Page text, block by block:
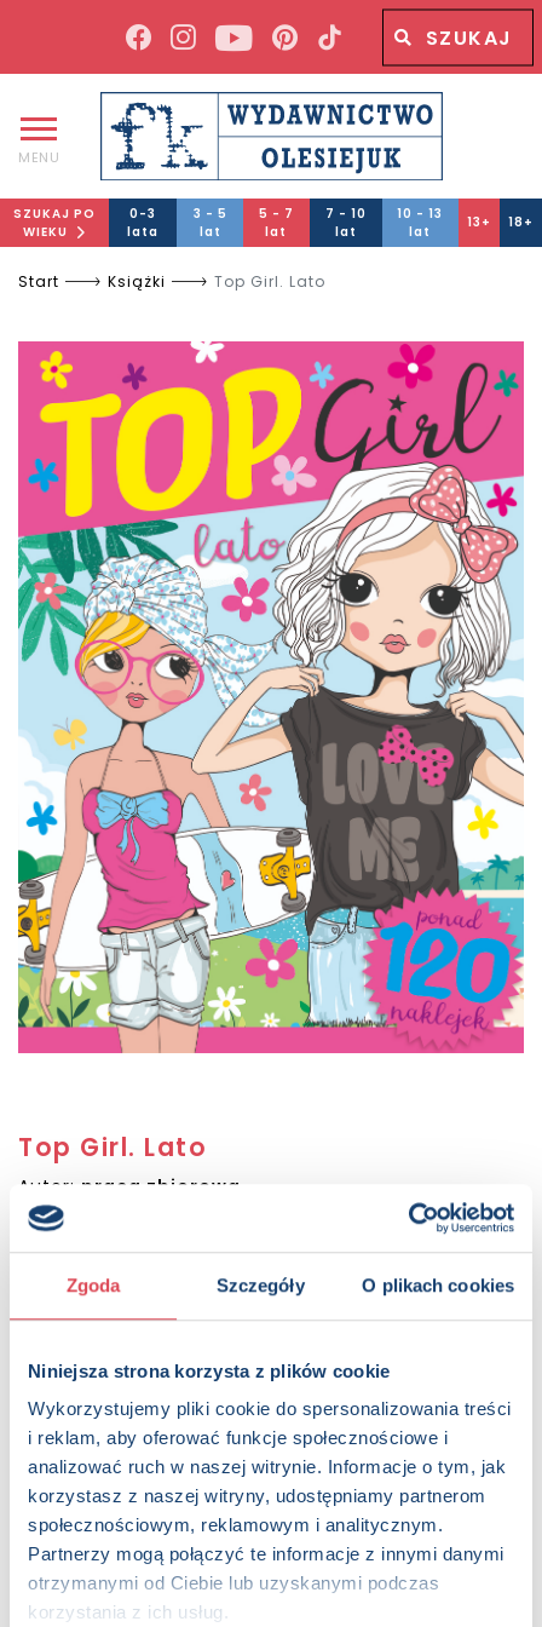
Zgoda Szczegóły O plikach cookies
Niniejsza strona korzysta z plików cookie
Wykorzystujemy pliki cookie do spersonalizowania treści
i reklam, aby oferować funkcje społecznościowe i
analizować ruch w naszej witrynie. Informacje o tym, jak
korzystasz z naszej witryny, udostępniamy partnerom
społecznościowym, reklamowym i analitycznym.
Partnerzy mogą połączyć te informacje z innymi danymi
otrzymanymi od Ciebie lub uzyskanymi podczas
korzystania z ich usług.
Wyszukiwana fraza
MENU
SZUKAJ PO
WIEKU
0-3
lata
3 - 5
lat
5 - 7
lat
7 - 10
lat
10 - 13
lat
13+ 18+
Start Książki Top Girl. Lato
Top Girl. Lato
Autor: praca zbiorowa
Sugerowana cena detaliczna:
KUP NA SWIATKSIAZKI.PL
KUP NA KSIAZKI.PL
OPIS
Interesujesz się modą? Ta książka jest dla ciebie! Znajdziesz
tu wspaniałe letnie stylizacje, czyli stroje na plażę, na
wycieczki i na dalekie wyprawy. Koloruj i wypełniaj
naklejkami szare kształty. Pozostałe naklejki wykorzystaj
według własnej fantazji!